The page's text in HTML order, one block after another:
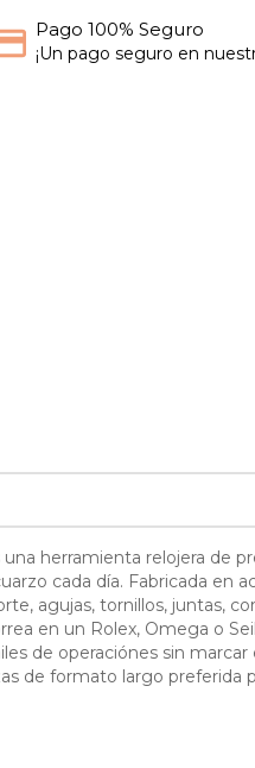
Pago 100% Seguro
¡Un pago seguro en
herramienta relojera de
cada día. Fabricada en
agujas, tornillos, juntas,
en un Rolex, Omega o
de operaciónes sin marcar
de formato largo preferida